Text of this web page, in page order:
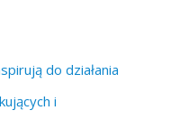
do działania
i